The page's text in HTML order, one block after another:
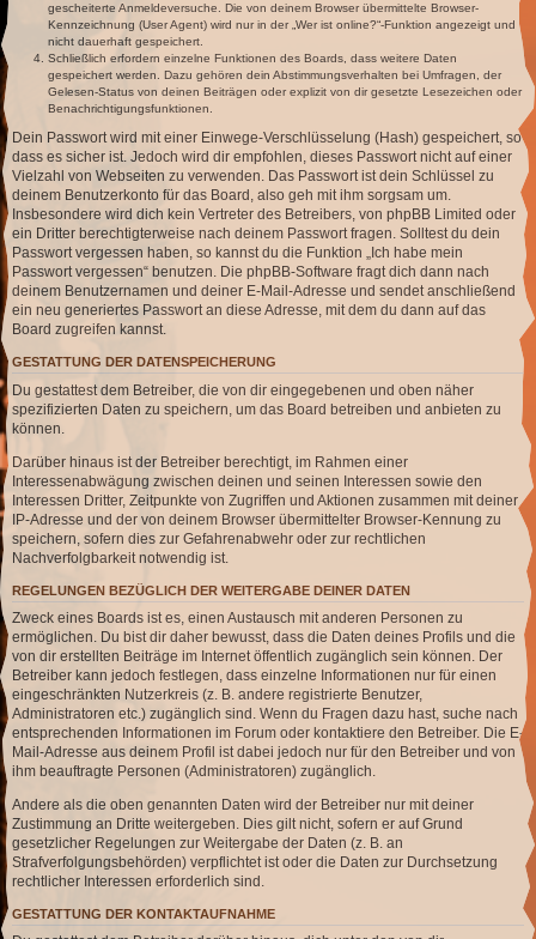
gescheiterte Anmeldeversuche. Die von deinem Browser übermittelte Browser-
Kennzeichnung (User Agent) wird nur in der „Wer ist online?“-Funktion angezeigt und
nicht dauerhaft gespeichert.
Schließlich erfordern einzelne Funktionen des Boards, dass weitere Daten
gespeichert werden. Dazu gehören dein Abstimmungsverhalten bei Umfragen, der
Gelesen-Status von deinen Beiträgen oder explizit von dir gesetzte Lesezeichen oder
Benachrichtigungsfunktionen.
Dein Passwort wird mit einer Einwege-Verschlüsselung (Hash) gespeichert, so
dass es sicher ist. Jedoch wird dir empfohlen, dieses Passwort nicht auf einer
Vielzahl von Webseiten zu verwenden. Das Passwort ist dein Schlüssel zu
deinem Benutzerkonto für das Board, also geh mit ihm sorgsam um.
Insbesondere wird dich kein Vertreter des Betreibers, von phpBB Limited oder
ein Dritter berechtigterweise nach deinem Passwort fragen. Solltest du dein
Passwort vergessen haben, so kannst du die Funktion „Ich habe mein
Passwort vergessen“ benutzen. Die phpBB-Software fragt dich dann nach
deinem Benutzernamen und deiner E-Mail-Adresse und sendet anschließend
ein neu generiertes Passwort an diese Adresse, mit dem du dann auf das
Board zugreifen kannst.
GESTATTUNG DER DATENSPEICHERUNG
Du gestattest dem Betreiber, die von dir eingegebenen und oben näher
spezifizierten Daten zu speichern, um das Board betreiben und anbieten zu
können.
Darüber hinaus ist der Betreiber berechtigt, im Rahmen einer
Interessenabwägung zwischen deinen und seinen Interessen sowie den
Interessen Dritter, Zeitpunkte von Zugriffen und Aktionen zusammen mit deiner
IP-Adresse und der von deinem Browser übermittelter Browser-Kennung zu
speichern, sofern dies zur Gefahrenabwehr oder zur rechtlichen
Nachverfolgbarkeit notwendig ist.
REGELUNGEN BEZÜGLICH DER WEITERGABE DEINER DATEN
Zweck eines Boards ist es, einen Austausch mit anderen Personen zu
ermöglichen. Du bist dir daher bewusst, dass die Daten deines Profils und die
von dir erstellten Beiträge im Internet öffentlich zugänglich sein können. Der
Betreiber kann jedoch festlegen, dass einzelne Informationen nur für einen
eingeschränkten Nutzerkreis (z. B. andere registrierte Benutzer,
Administratoren etc.) zugänglich sind. Wenn du Fragen dazu hast, suche nach
entsprechenden Informationen im Forum oder kontaktiere den Betreiber. Die E-
Mail-Adresse aus deinem Profil ist dabei jedoch nur für den Betreiber und von
ihm beauftragte Personen (Administratoren) zugänglich.
Andere als die oben genannten Daten wird der Betreiber nur mit deiner
Zustimmung an Dritte weitergeben. Dies gilt nicht, sofern er auf Grund
gesetzlicher Regelungen zur Weitergabe der Daten (z. B. an
Strafverfolgungsbehörden) verpflichtet ist oder die Daten zur Durchsetzung
rechtlicher Interessen erforderlich sind.
GESTATTUNG DER KONTAKTAUFNAHME